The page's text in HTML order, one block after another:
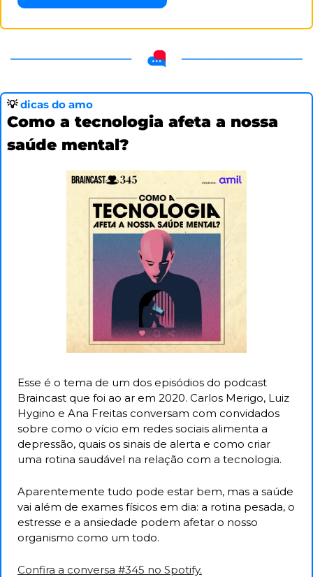
💡 dicas do amo
Como a tecnologia afeta a nossa
saúde mental?
Esse é o tema de um dos episódios do podcast
Braincast que foi ao ar em 2020. Carlos Merigo, Luiz
Hygino e Ana Freitas conversam com convidados
sobre como o vício em redes sociais alimenta a
depressão, quais os sinais de alerta e como criar
uma rotina saudável na relação com a tecnologia.
Aparentemente tudo pode estar bem, mas a saúde
vai além de exames físicos em dia: a rotina pesada, o
estresse e a ansiedade podem afetar o nosso
organismo como um todo.
Confira a conversa #345 no Spotify.